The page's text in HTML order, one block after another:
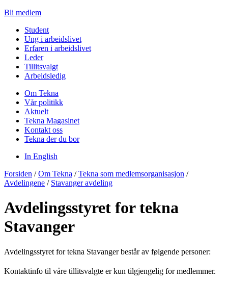
Bli medlem
Student
Ung i arbeidslivet
Erfaren i arbeidslivet
Leder
Tillitsvalgt
Arbeidsledig
Om Tekna
Vår politikk
Aktuelt
Tekna Magasinet
Kontakt oss
Tekna der du bor
In English
Forsiden / Om Tekna / Tekna som medlemsorganisasjon /
Avdelingene / Stavanger avdeling
Avdelingsstyret for tekna
Stavanger
Avdelingsstyret for tekna Stavanger består av følgende personer:
Kontaktinfo til våre tillitsvalgte er kun tilgjengelig for medlemmer.